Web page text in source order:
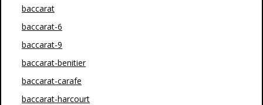
baccarat
baccarat-6
baccarat-9
baccarat-benitier
baccarat-carafe
baccarat-harcourt